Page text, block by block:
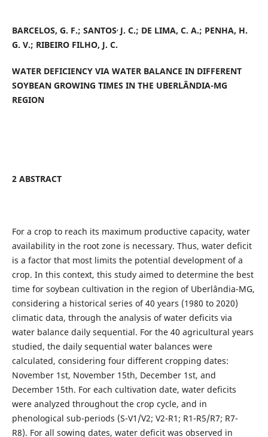
BARCELOS, G. F.; SANTOS, J. C.; DE LIMA, C. A.; PENHA, H.
G. V.; RIBEIRO FILHO, J. C.
WATER DEFICIENCY VIA WATER BALANCE IN DIFFERENT
SOYBEAN GROWING TIMES IN THE UBERLÂNDIA-MG
REGION
2 ABSTRACT
For a crop to reach its maximum productive capacity, water
availability in the root zone is necessary. Thus, water deficit
is a factor that most limits the potential development of a
crop. In this context, this study aimed to determine the best
time for soybean cultivation in the region of Uberlândia-MG,
considering a historical series of 40 years (1980 to 2020)
climatic data, through the analysis of water deficits via
water balance daily sequential. For the 40 agricultural years
studied, the daily sequential water balances were
calculated, considering four different cropping dates:
November 1st, November 15th, December 1st, and
December 15th. For each cultivation date, water deficits
were analyzed throughout the crop cycle, and in
phenological sub-periods (S-V1/V2; V2-R1; R1-R5/R7; R7-
R8). For all sowing dates, water deficit was observed in